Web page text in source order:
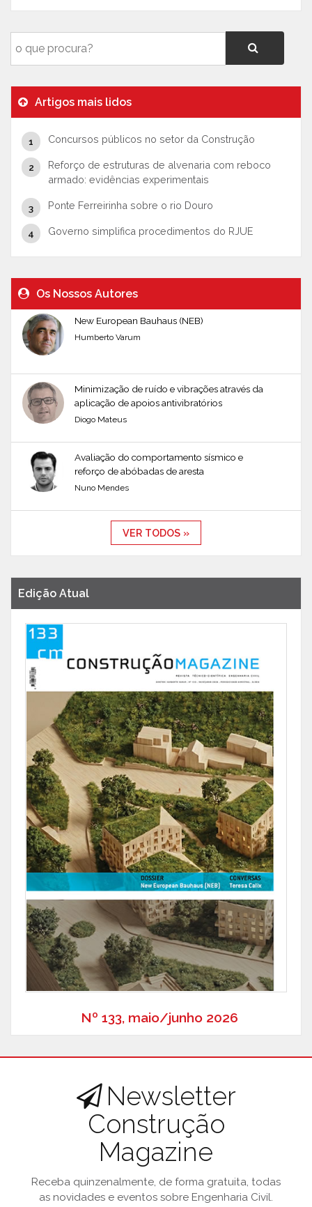
Artigos mais lidos
Concursos públicos no setor da Construção
Reforço de estruturas de alvenaria com reboco
armado: evidências experimentais
Ponte Ferreirinha sobre o rio Douro
Governo simplifica procedimentos do RJUE
Os Nossos Autores
New European Bauhaus (NEB)
Humberto Varum
Minimização de ruído e vibrações através da
aplicação de apoios antivibratórios
Diogo Mateus
Avaliação do comportamento sísmico e
reforço de abóbadas de aresta
Nuno Mendes
VER TODOS »
Edição Atual
Nº 133, maio/junho 2026
Newsletter
Construção
Magazine
Receba quinzenalmente, de forma gratuita, todas
as novidades e eventos sobre Engenharia Civil.